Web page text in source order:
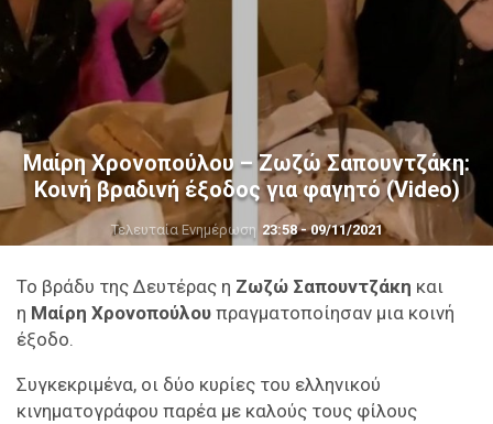
Μαίρη Χρονοπούλου – Ζωζώ Σαπουντζάκη:
Κοινή βραδινή έξοδος για φαγητό (Video)
Τελευταία Ενημέρωση 23:58 - 09/11/2021
Το βράδυ της Δευτέρας η Ζωζώ Σαπουντζάκη και
η Μαίρη Χρονοπούλου πραγματοποίησαν μια κοινή
έξοδο.
Συγκεκριμένα, οι δύο κυρίες του ελληνικού
κινηματογράφου παρέα με καλούς τους φίλους